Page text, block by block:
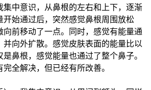
集中意识，从鼻根的左右和上下，逐渐
开始通过后，突然感觉鼻根周围放松
向前移动了一点。同时，感觉有能量通
并向外扩散。感觉皮肤表面的能量比以
鼻根，感觉能量也通过了整个鼻子。
全解决，但已经有所改善。